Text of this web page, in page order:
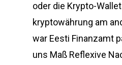
oder die Krypto-
kryptowährung am
war Eesti Finanzamt
uns Maß Reflexive